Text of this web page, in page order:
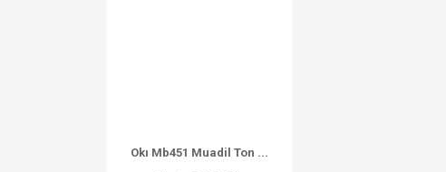
Okı Mb451 Muadil Ton ...